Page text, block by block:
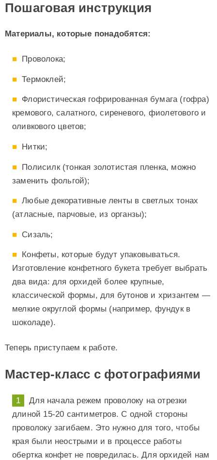
Пошаговая инструкция
Материалы, которые понадобятся:
Проволока;
Термоклей;
Флористическая гофрированная бумага (гофра)
кремового, салатного, сиреневого, фиолетового и
оливкового цветов;
Нитки;
Полисилк (тонкая золотистая пленка, можно
заменить фольгой);
Любые декоративные ленты в светлых тонах
(атласные, парчовые, из органзы);
Сизаль;
Конфеты, которые будут упаковываться.
Изготовление конфетного букета требует выбрать
два вида: для орхидей более крупные,
классической формы, для бутонов и хризантем —
мелкие округлой формы (например, фундук в
шоколаде).
Теперь приступаем к работе.
Мастер-класс с фотографиями
Для начала режем проволоку на отрезки
длиной 15-20 сантиметров. С одной стороны
проволоку загибаем. Это нужно для того, чтобы
края были неострыми и в процессе работы
обертка конфет не повредилась. Для орхидей нам